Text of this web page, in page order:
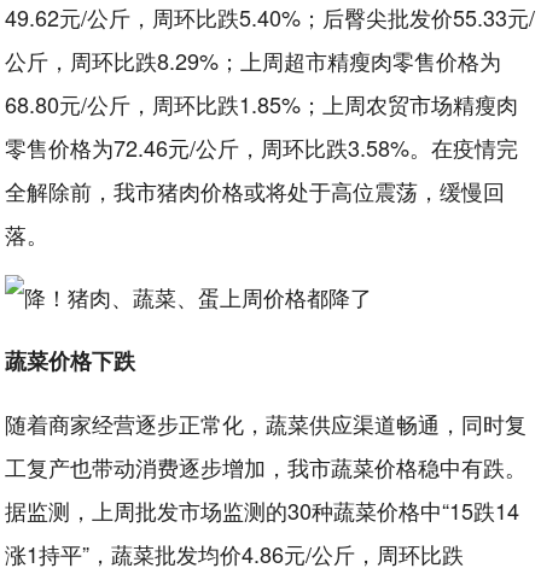
49.62元/公斤，周环比跌5.40%；后臀尖批发价55.33元/
公斤，周环比跌8.29%；上周超市精瘦肉零售价格为
68.80元/公斤，周环比跌1.85%；上周农贸市场精瘦肉
零售价格为72.46元/公斤，周环比跌3.58%。在疫情完
全解除前，我市猪肉价格或将处于高位震荡，缓慢回
落。
蔬菜价格下跌
随着商家经营逐步正常化，蔬菜供应渠道畅通，同时复
工复产也带动消费逐步增加，我市蔬菜价格稳中有跌。
据监测，上周批发市场监测的30种蔬菜价格中“15跌14
涨1持平”，蔬菜批发均价4.86元/公斤，周环比跌